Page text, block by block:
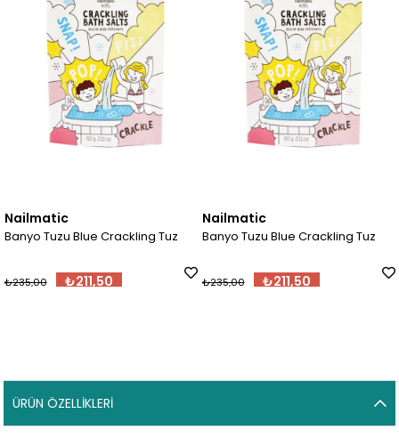
Nailmatic
Banyo Tuzu Blue Crackling Tuz
₺211,50
₺235,00
Nailmatic
Banyo Tuzu Blue Crackling Tuz
₺211,50
₺235,00
ÜRÜN ÖZELLIKLERI